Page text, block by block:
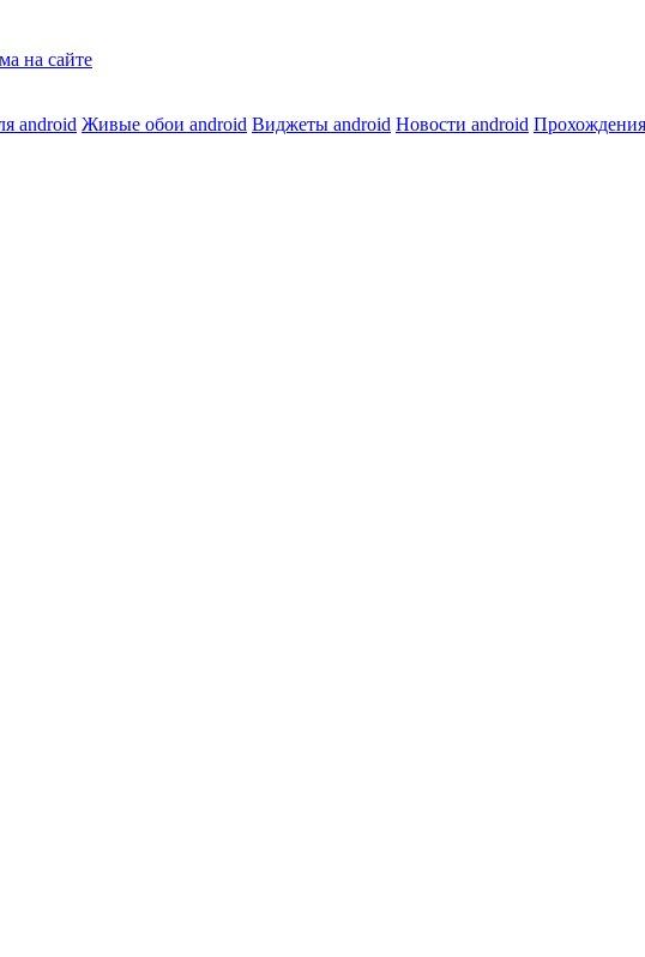
на сайте
android Живые обои android Виджеты android Новости android